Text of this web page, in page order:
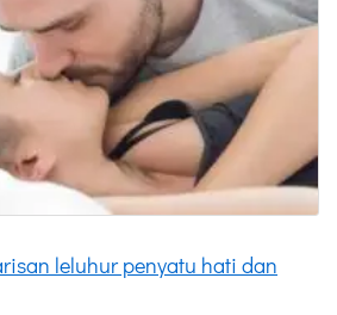
leluhur penyatu hati dan